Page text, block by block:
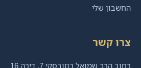
החשבון שלי
צרו קשר
רחוב הרב שמואל רוזובסקי 7, דירה 16